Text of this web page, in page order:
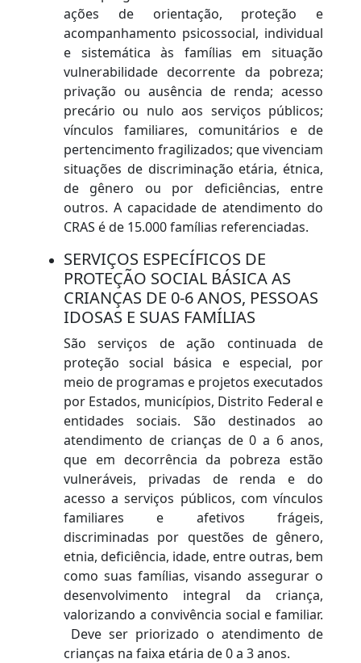
ações de orientação, proteção e
acompanhamento psicossocial, individual
e sistemática às famílias em situação
vulnerabilidade decorrente da pobreza;
privação ou ausência de renda; acesso
precário ou nulo aos serviços públicos;
vínculos familiares, comunitários e de
pertencimento fragilizados; que vivenciam
situações de discriminação etária, étnica,
de gênero ou por deficiências, entre
outros. A capacidade de atendimento do
CRAS é de 15.000 famílias referenciadas.
SERVIÇOS ESPECÍFICOS DE
PROTEÇÃO SOCIAL BÁSICA AS
CRIANÇAS DE 0-6 ANOS, PESSOAS
IDOSAS E SUAS FAMÍLIAS
São serviços de ação continuada de
proteção social básica e especial, por
meio de programas e projetos executados
por Estados, municípios, Distrito Federal e
entidades sociais. São destinados ao
atendimento de crianças de 0 a 6 anos,
que em decorrência da pobreza estão
vulneráveis, privadas de renda e do
acesso a serviços públicos, com vínculos
familiares e afetivos frágeis,
discriminadas por questões de gênero,
etnia, deficiência, idade, entre outras, bem
como suas famílias, visando assegurar o
desenvolvimento integral da criança,
valorizando a convivência social e familiar.
Deve ser priorizado o atendimento de
crianças na faixa etária de 0 a 3 anos.